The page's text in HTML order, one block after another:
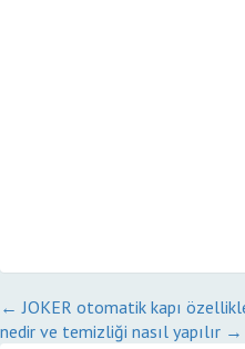
← JOKER otomatik kapı
nedir ve temizliği nasıl yapılır →